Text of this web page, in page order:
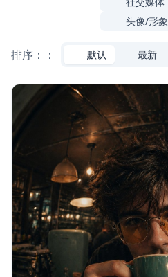
头像/形象
排序：： 默认 最新